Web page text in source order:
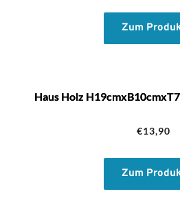
Preis
war:
Preis
ist:
Zum
Haus Holz
€13,90
Zum